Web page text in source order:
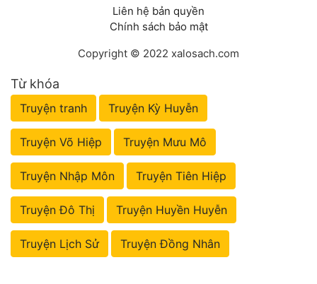
Liên hệ bản quyền
Chính sách bảo mật
Copyright © 2022 xalosach.com
Từ khóa
Truyện tranh Truyện Kỳ Huyễn
Truyện Võ Hiệp Truyện Mưu Mô
Truyện Nhập Môn Truyện Tiên Hiệp
Truyện Đô Thị Truyện Huyền Huyễn
Truyện Lịch Sử Truyện Đồng Nhân